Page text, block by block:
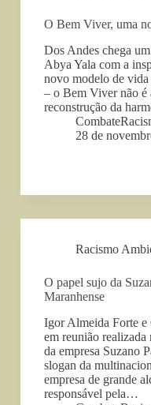
O Bem Viver, uma
Dos Andes chega
Abya Yala com a
novo modelo de
– o Bem Viver não é
reconstrução da
28 de
Racismo
O papel sujo da
Maranhense
Igor Almeida Forte e
em reunião
da empresa Suzano
slogan da
empresa de grande
responsável pela…